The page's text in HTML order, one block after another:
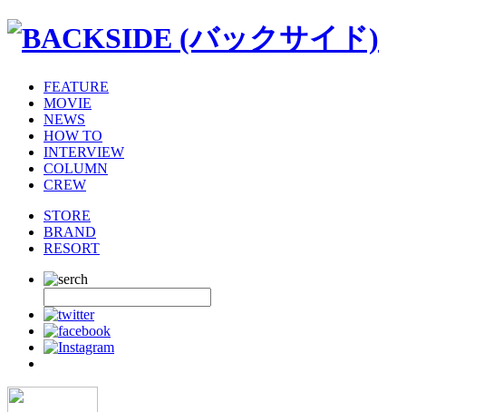
FEATURE
MOVIE
NEWS
HOW TO
INTERVIEW
COLUMN
CREW
STORE
BRAND
RESORT